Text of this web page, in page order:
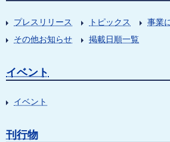
プレスリリース トピックス
事業
その他お知らせ
掲載日順一覧
イベント
イベント
刊行物